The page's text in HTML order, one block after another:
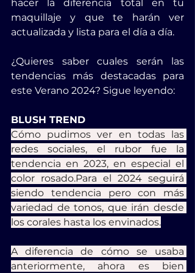
hacer la diferencia total en tu
maquillaje y que te harán ver
actualizada y lista para el día a día.
¿Quieres saber cuales serán las
tendencias más destacadas para
este Verano 2024? Sigue leyendo:
BLUSH TREND
Cómo pudimos ver en todas las
redes sociales, el rubor fue la
tendencia en 2023, en especial el
color rosado.Para el 2024 seguirá
siendo tendencia pero con más
variedad de tonos, que irán desde
los corales hasta los envinados.
A diferencia de cómo se usaba
anteriormente, ahora es bien